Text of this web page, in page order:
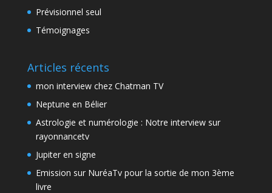
Prévisionnel seul
Témoignages
Articles récents
mon interview chez Chatman TV
Neptune en Bélier
Astrologie et numérologie : Notre interview sur
rayonnancetv
Jupiter en signe
Emission sur NuréaTv pour la sortie de mon 3ème
livre